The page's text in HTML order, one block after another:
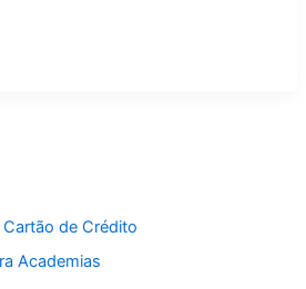
de Crédito
Academias